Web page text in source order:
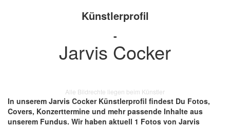
Künstlerprofil
-
Jarvis Cocker
Alle Bildrechte liegen beim Künstler
In unserem Jarvis Cocker Künstlerprofil findest Du Fotos,
Covers, Konzerttermine und mehr passende Inhalte aus
unserem Fundus. Wir haben aktuell 1 Fotos von Jarvis